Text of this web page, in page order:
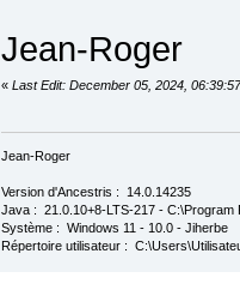
Jean-Roger
« Last Edit: December 05, 2024,
Jean-Roger
Version d'Ancestris : 14.0.14235
Java : 21.0.10+8-LTS-217 - C:\Program
Système : Windows 11 - 10.0 - Jiherbe
Répertoire utilisateur :